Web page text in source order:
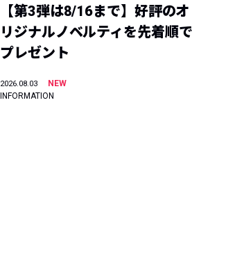
【第3弾は8/16まで】好評のオ
リジナルノベルティを先着順で
プレゼント
2026.08.03
NEW
INFORMATION